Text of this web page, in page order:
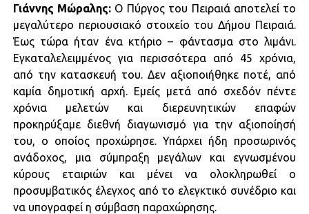
Γιάννης Μώραλης: Ο Πύργος του Πειραιά αποτελεί το
μεγαλύτερο περιουσιακό στοιχείο του Δήμου Πειραιά.
Έως τώρα ήταν ένα κτήριο – φάντασμα στο λιμάνι.
Εγκαταλελειμμένος για περισσότερα από 45 χρόνια,
από την κατασκευή του. Δεν αξιοποιήθηκε ποτέ, από
καμία δημοτική αρχή. Εμείς μετά από σχεδόν πέντε
χρόνια μελετών και διερευνητικών επαφών
προκηρύξαμε διεθνή διαγωνισμό για την αξιοποίησή
του, ο οποίος προχώρησε. Υπάρχει ήδη προσωρινός
ανάδοχος, μια σύμπραξη μεγάλων και εγνωσμένου
κύρους εταιριών και μένει να ολοκληρωθεί ο
προσυμβατικός έλεγχος από το ελεγκτικό συνέδριο και
να υπογραφεί η σύμβαση παραχώρησης.